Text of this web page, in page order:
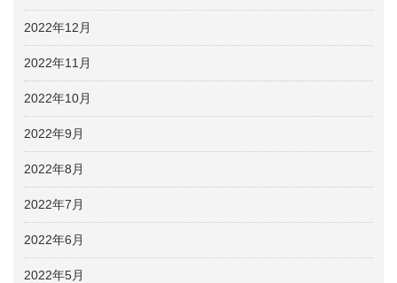
2022年12月
2022年11月
2022年10月
2022年9月
2022年8月
2022年7月
2022年6月
2022年5月